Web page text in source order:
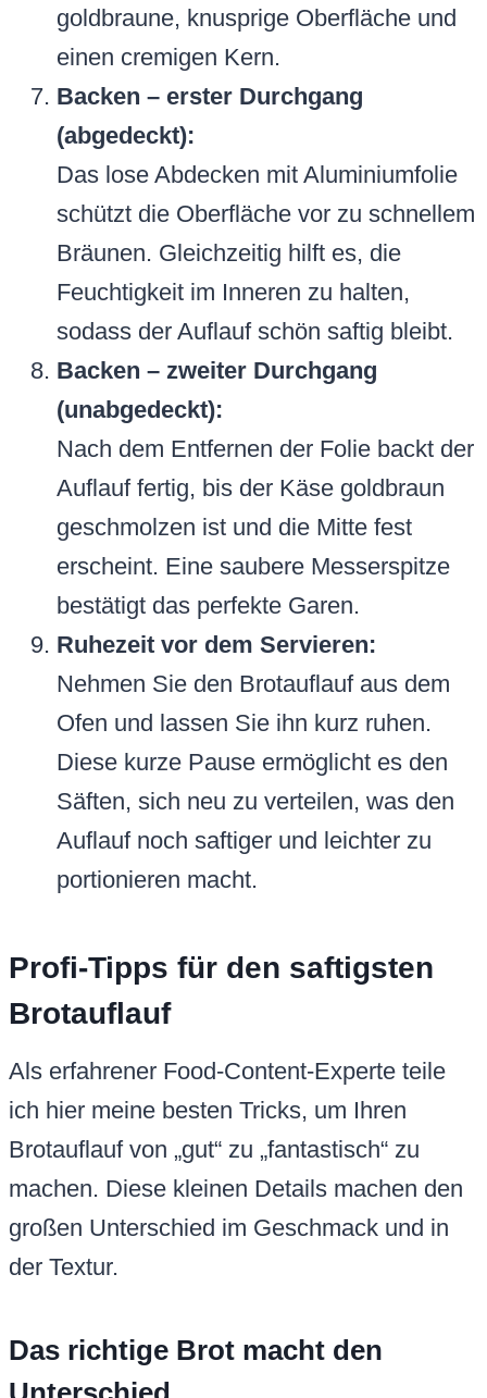
goldbraune, knusprige Oberfläche und
einen cremigen Kern.
Backen – erster Durchgang
(abgedeckt):
Das lose Abdecken mit Aluminiumfolie
schützt die Oberfläche vor zu schnellem
Bräunen. Gleichzeitig hilft es, die
Feuchtigkeit im Inneren zu halten,
sodass der Auflauf schön saftig bleibt.
Backen – zweiter Durchgang
(unabgedeckt):
Nach dem Entfernen der Folie backt der
Auflauf fertig, bis der Käse goldbraun
geschmolzen ist und die Mitte fest
erscheint. Eine saubere Messerspitze
bestätigt das perfekte Garen.
Ruhezeit vor dem Servieren:
Nehmen Sie den Brotauflauf aus dem
Ofen und lassen Sie ihn kurz ruhen.
Diese kurze Pause ermöglicht es den
Säften, sich neu zu verteilen, was den
Auflauf noch saftiger und leichter zu
portionieren macht.
Profi-Tipps für den saftigsten
Brotauflauf
Als erfahrener Food-Content-Experte teile
ich hier meine besten Tricks, um Ihren
Brotauflauf von „gut“ zu „fantastisch“ zu
machen. Diese kleinen Details machen den
großen Unterschied im Geschmack und in
der Textur.
Das richtige Brot macht den